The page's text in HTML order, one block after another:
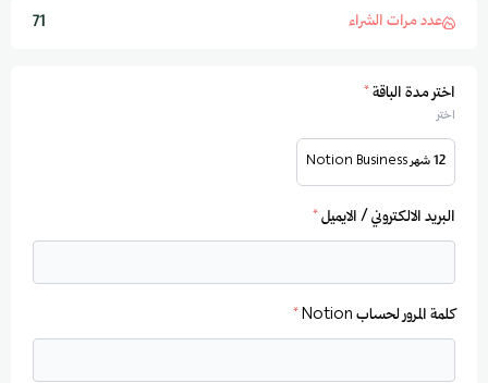
عدد مرات الشراء 71
اختر مدة الباقة*
اختر
12 شهر Notion Business
البريد الالكتروني / الايميل*
كلمة المرور لحساب Notion *